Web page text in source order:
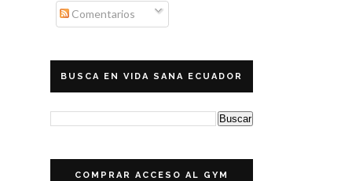
Comentarios
BUSCA EN VIDA SANA ECUADOR
COMPRAR ACCESO AL GYM